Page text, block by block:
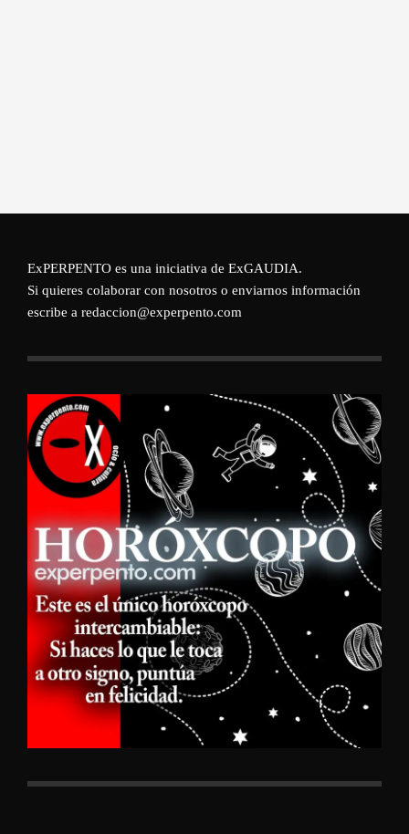
ExPERPENTO es una iniciativa de ExGAUDIA.
Si quieres colaborar con nosotros o enviarnos información
escribe a redaccion@experpento.com